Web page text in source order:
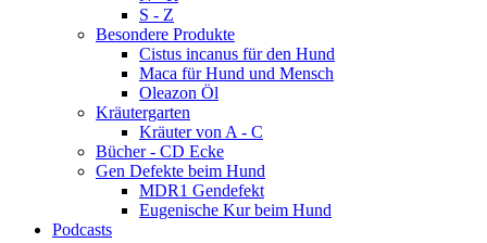
S - Z
Besondere Produkte
Cistus incanus für den Hund
Maca für Hund und Mensch
Oleazon Öl
Kräutergarten
Kräuter von A - C
Bücher - CD Ecke
Gen Defekte beim Hund
MDR1 Gendefekt
Eugenische Kur beim Hund
Podcasts